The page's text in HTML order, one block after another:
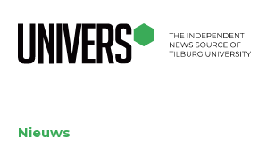
Nieuws